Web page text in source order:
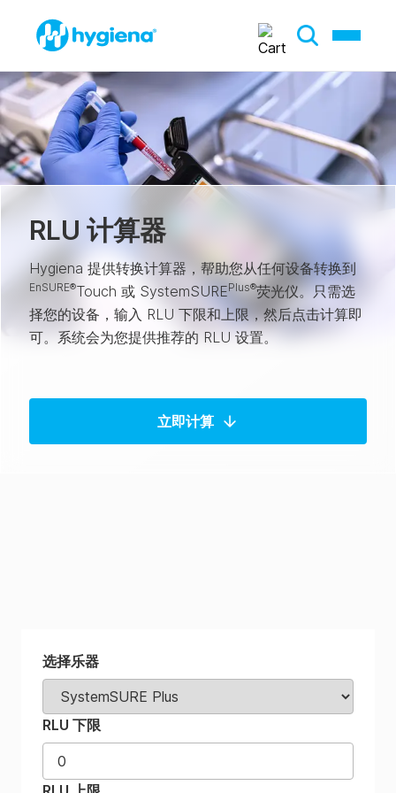
RLU 计算器
Hygiena 提供转换计算器，帮助您从任何设备转换到
EnSURE®Touch 或 SystemSUREPlus®荧光仪。只需选
择您的设备，输入 RLU 下限和上限，然后点击计算即
可。系统会为您提供推荐的 RLU 设置。
立即计算
选择乐器
RLU 下限